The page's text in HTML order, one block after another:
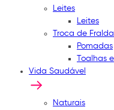
Leites
Leites
Troca de
Pomadas
Toalhas
Vida Saudável
Naturais